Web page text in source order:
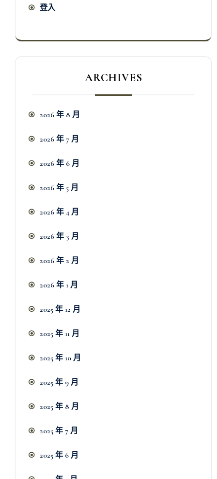
登入
ARCHIVES
2026 年 8 月
2026 年 7 月
2026 年 6 月
2026 年 5 月
2026 年 4 月
2026 年 3 月
2026 年 2 月
2026 年 1 月
2025 年 12 月
2025 年 11 月
2025 年 10 月
2025 年 9 月
2025 年 8 月
2025 年 7 月
2025 年 6 月